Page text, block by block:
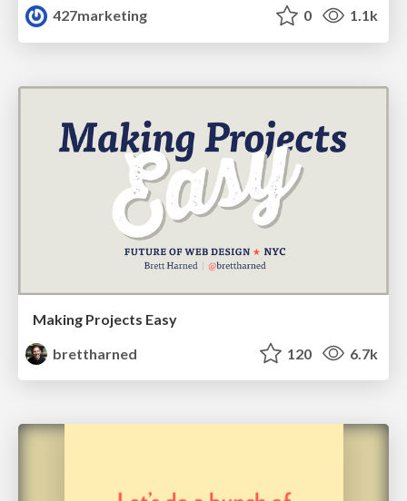
427marketing
0 1.1k
Making Projects Easy
brettharned
120 6.7k